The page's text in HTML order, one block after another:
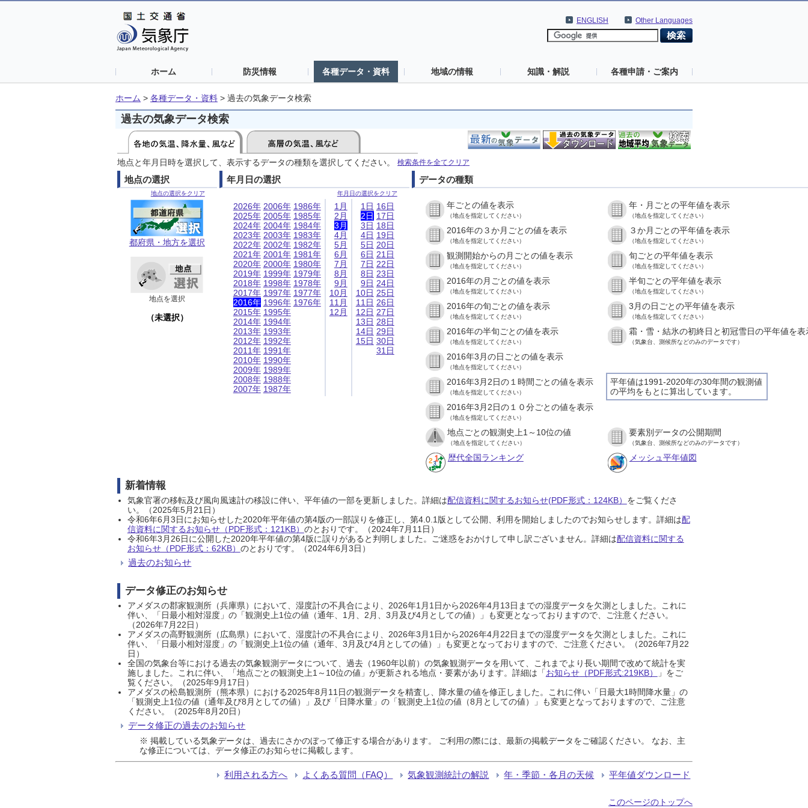
Other Languages
ENGLISH
ホーム 防災情報 各種データ・資料 地域の情報 知識・解説 各種申請・ご案内
ホーム > 各種データ・資料 > 過去の気象データ検索
過去の気象データ検索
地点と年月日時を選択して、表示するデータの種類を選択してください。 検索条件を全てクリア
地点の選択
地点の選択をクリア
都府県・地方を選択
地点を選択
（未選択）
年月日の選択
年月日の選択をクリア
2026年
2025年
2024年
2023年
2022年
2021年
2020年
2019年
2018年
2017年
2016年
2015年
2014年
2013年
2012年
2011年
2010年
2009年
2008年
2007年
2006年
2005年
2004年
2003年
2002年
2001年
2000年
1999年
1998年
1997年
1996年
1995年
1994年
1993年
1992年
1991年
1990年
1989年
1988年
1987年
1986年
1985年
1984年
1983年
1982年
1981年
1980年
1979年
1978年
1977年
1976年
1月
2月
3月
4月
5月
6月
7月
8月
9月
10月
11月
12月
1日
2日
3日
4日
5日
6日
7日
8日
9日
10日
11日
12日
13日
14日
15日
16日
17日
18日
19日
20日
21日
22日
23日
24日
25日
26日
27日
28日
29日
30日
31日
データの種類
年ごとの値を表示
（地点を指定してください）
年・月ごとの平年値を表示
（地点を指定してください）
2016年の３か月ごとの値を表示
（地点を指定してください）
３か月ごとの平年値を表示
（地点を指定してください）
観測開始からの月ごとの値を表示
（地点を指定してください）
旬ごとの平年値を表示
（地点を指定してください）
2016年の月ごとの値を表示
（地点を指定してください）
半旬ごとの平年値を表示
（地点を指定してください）
2016年の旬ごとの値を表示
（地点を指定してください）
3月の日ごとの平年値を表示
（地点を指定してください）
2016年の半旬ごとの値を表示
（地点を指定してください）
霜・雪・結氷の初終日と初冠雪日の平年値を表
（気象台、測候所などのみのデータです）
2016年3月の日ごとの値を表示
（地点を指定してください）
平年値は1991-2020年の30年間の観測値
の平均をもとに算出しています。
2016年3月2日の１時間ごとの値を表示
（地点を指定してください）
2016年3月2日の１０分ごとの値を表示
（地点を指定してください）
地点ごとの観測史上1～10位の値
（地点を指定してください）
要素別データの公開期間
（気象台、測候所などのみのデータです）
歴代全国ランキング メッシュ平年値図
新着情報
気象官署の移転及び風向風速計の移設に伴い、平年値の一部を更新しました。詳細は配信資料に関するお知らせ(PDF形式：124KB） をご覧くださ
い。（2025年5月21日）
令和6年6月3日にお知らせした2020年平年値の第4版の一部誤りを修正し、第4.0.1版として公開、利用を開始しましたのでお知らせします。詳細は配
信資料に関するお知らせ（PDF形式：121KB） のとおりです。（2024年7月11日）
令和6年3月26日に公開した2020年平年値の第4版に誤りがあると判明しました。ご迷惑をおかけして申し訳ございません。詳細は配信資料に関する
お知らせ（PDF形式：62KB） のとおりです。（2024年6月3日）
過去のお知らせ
データ修正のお知らせ
アメダスの郡家観測所（兵庫県）において、湿度計の不具合により、2026年1月1日から2026年4月13日までの湿度データを欠測としました。これに
伴い、「日最小相対湿度」の「観測史上1位の値（通年、1月、2月、3月及び4月としての値）」も変更となっておりますので、ご注意ください。
（2026年7月22日）
アメダスの高野観測所（広島県）において、湿度計の不具合により、2026年3月1日から2026年4月22日までの湿度データを欠測としました。これに
伴い、「日最小相対湿度」の「観測史上1位の値（通年、3月及び4月としての値）」も変更となっておりますので、ご注意ください。（2026年7月22
日）
全国の気象台等における過去の気象観測データについて、過去（1960年以前）の気象観測データを用いて、これまでより長い期間で改めて統計を実
施しました。これに伴い、「地点ごとの観測史上1～10位の値」が更新される地点・要素があります。詳細は「お知らせ（PDF形式:219KB）
」をご
覧ください。（2025年9月17日）
アメダスの松島観測所（熊本県）における2025年8月11日の観測データを精査し、降水量の値を修正しました。これに伴い「日最大1時間降水量」の
「観測史上1位の値（通年及び8月としての値）」及び「日降水量」の「観測史上1位の値（8月としての値）」も変更となっておりますので、ご注意
ください。（2025年8月20日）
データ修正の過去のお知らせ
※ 掲載している気象データは、過去にさかのぼって修正する場合があります。 ご利用の際には、最新の掲載データをご確認ください。 なお、主
な修正については、データ修正のお知らせに掲載します。
利用される方へ よくある質問（FAQ） 気象観測統計の解説 年・季節・各月の天候 平年値ダウンロード
このページのトップへ